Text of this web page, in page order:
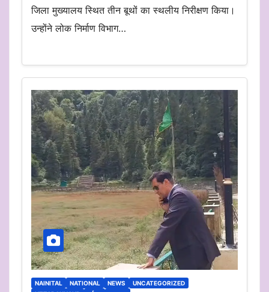
जिला मुख्यालय स्थित तीन बूथों का स्थलीय निरीक्षण किया।
उन्होंने लोक निर्माण विभाग…
NAINITAL NATIONAL NEWS
UNCATEGORIZED